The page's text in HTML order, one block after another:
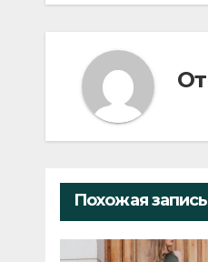
От
Похожая запись